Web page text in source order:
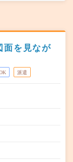
面を見なが
派遣